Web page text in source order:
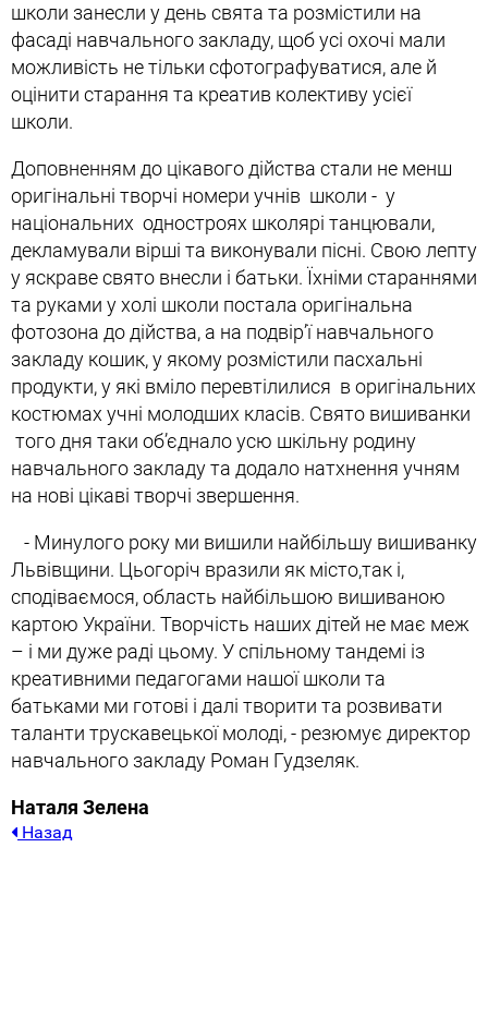
школи занесли у день свята та розмістили на
фасаді навчального закладу, щоб усі охочі мали
можливість не тільки сфотографуватися, але й
оцінити старання та креатив колективу усієї
школи.
Доповненням до цікавого дійства стали не менш
оригінальні творчі номери учнів школи - у
національних одностроях школярі танцювали,
декламували вірші та виконували пісні. Свою лепту
у яскраве свято внесли і батьки. Їхніми стараннями
та руками у холі школи постала оригінальна
фотозона до дійства, а на подвір’ї навчального
закладу кошик, у якому розмістили пасхальні
продукти, у які вміло перевтілилися в оригінальних
костюмах учні молодших класів. Свято вишиванки
того дня таки об’єднало усю шкільну родину
навчального закладу та додало натхнення учням
на нові цікаві творчі звершення.
- Минулого року ми вишили найбільшу вишиванку
Львівщини. Цьогоріч вразили як місто,так і,
сподіваємося, область найбільшою вишиваною
картою України. Творчість наших дітей не має меж
– і ми дуже раді цьому. У спільному тандемі із
креативними педагогами нашої школи та
батьками ми готові і далі творити та розвивати
таланти трускавецької молоді, - резюмує директор
навчального закладу Роман Гудзеляк.
Наталя Зелена
Назад